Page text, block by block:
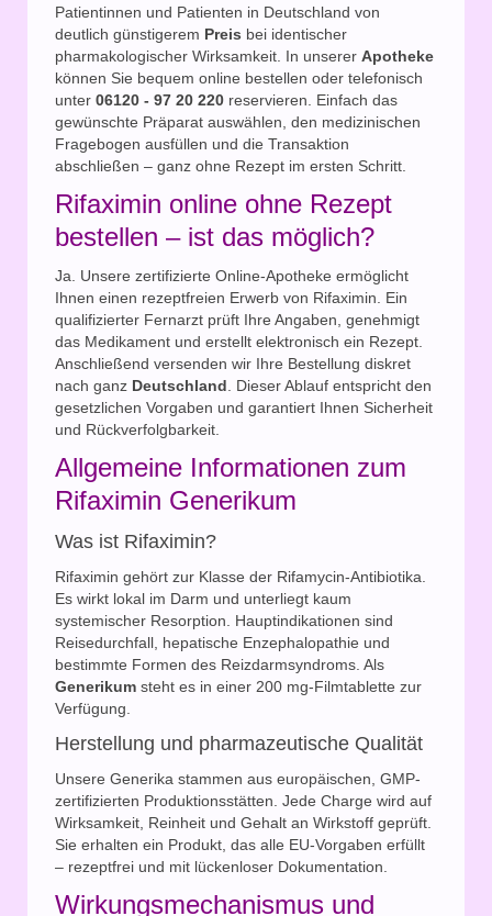
Patientinnen und Patienten in Deutschland von
deutlich günstigerem Preis bei identischer
pharmakologischer Wirksamkeit. In unserer Apotheke
können Sie bequem online bestellen oder telefonisch
unter 06120 - 97 20 220 reservieren. Einfach das
gewünschte Präparat auswählen, den medizinischen
Fragebogen ausfüllen und die Transaktion
abschließen – ganz ohne Rezept im ersten Schritt.
Rifaximin online ohne Rezept
bestellen – ist das möglich?
Ja. Unsere zertifizierte Online-Apotheke ermöglicht
Ihnen einen rezeptfreien Erwerb von Rifaximin. Ein
qualifizierter Fernarzt prüft Ihre Angaben, genehmigt
das Medikament und erstellt elektronisch ein Rezept.
Anschließend versenden wir Ihre Bestellung diskret
nach ganz Deutschland . Dieser Ablauf entspricht den
gesetzlichen Vorgaben und garantiert Ihnen Sicherheit
und Rückverfolgbarkeit.
Allgemeine Informationen zum
Rifaximin Generikum
Was ist Rifaximin?
Rifaximin gehört zur Klasse der Rifamycin-Antibiotika.
Es wirkt lokal im Darm und unterliegt kaum
systemischer Resorption. Hauptindikationen sind
Reisedurchfall, hepatische Enzephalopathie und
bestimmte Formen des Reizdarmsyndroms. Als
Generikum steht es in einer 200 mg-Filmtablette zur
Verfügung.
Herstellung und pharmazeutische Qualität
Unsere Generika stammen aus europäischen, GMP-
zertifizierten Produktionsstätten. Jede Charge wird auf
Wirksamkeit, Reinheit und Gehalt an Wirkstoff geprüft.
Sie erhalten ein Produkt, das alle EU-Vorgaben erfüllt
– rezeptfrei und mit lückenloser Dokumentation.
Wirkungsmechanismus und